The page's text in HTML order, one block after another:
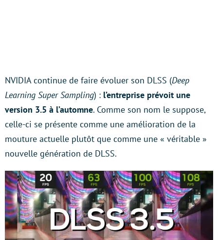
NVIDIA continue de faire évoluer son DLSS (Deep
Learning Super Sampling) : l’entreprise prévoit une
version 3.5 à l’automne. Comme son nom le suppose,
celle-ci se présente comme une amélioration de la
mouture actuelle plutôt que comme une « véritable »
nouvelle génération de DLSS.